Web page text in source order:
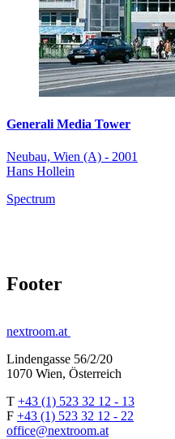
Generali Media Tower
Neubau, Wien (A) - 2001
Hans Hollein
Spectrum
Footer
nextroom.at
Lindengasse 56/2/20
1070 Wien, Österreich
T +43 (1) 523 32 12 - 13
F +43 (1) 523 32 12 - 22
office@nextroom.at